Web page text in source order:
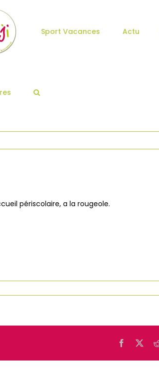
Sport Vacances Actu
périscolaire, a la rougeole.
Facebook